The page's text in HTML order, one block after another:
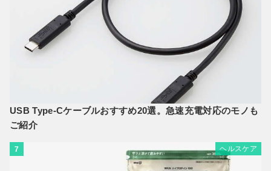
USB Type-Cケーブルおすすめ20選。急速充電対応のモノも
ご紹介
7 ヘルスケア